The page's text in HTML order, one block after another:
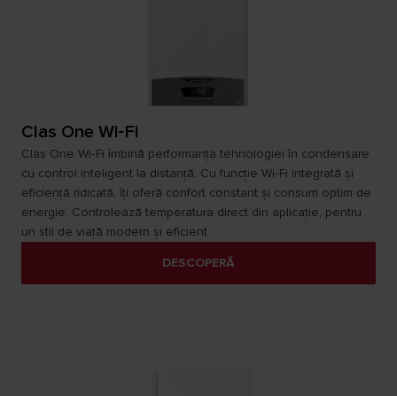
Clas One Wi‑Fi
Clas One Wi‑Fi îmbină performanța tehnologiei în condensare
cu control inteligent la distanță. Cu funcție Wi‑Fi integrată și
eficiență ridicată, îți oferă confort constant și consum optim de
energie. Controlează temperatura direct din aplicație, pentru
un stil de viață modern și eficient.
DESCOPERĂ